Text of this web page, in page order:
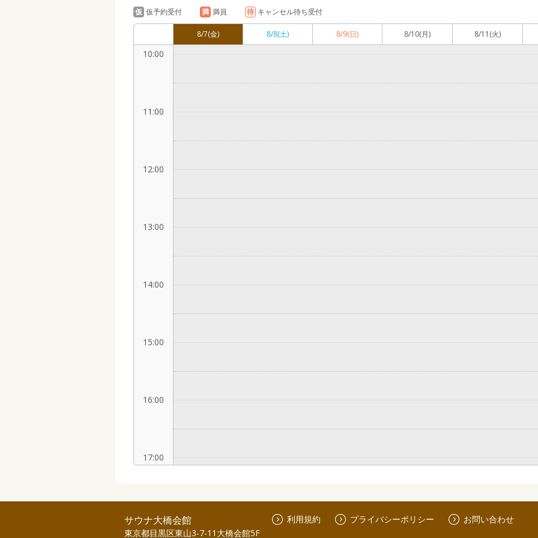
仮 仮予約受付 満 満員 待 キャンセル待ち受付
8/7(金) 8/8(土) 8/9(日) 8/10(月) 8/11 (火)
10:00
11:00
12:00
13:00
14:00
15:00
16:00
17:00
18:00
サウナ大橋会館
東京都目黒区東山3-7-11大橋会館5F
利用規約 プライバシーポリシー お問い合わせ